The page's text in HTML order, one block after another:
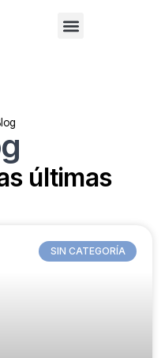
últimas
SIN CATEGORÍA